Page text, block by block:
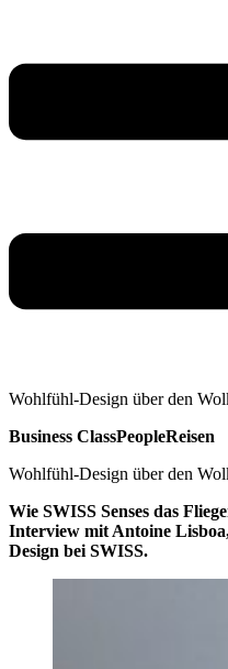
Wohlfühl-Design über den
Business ClassPeopleReisen
Wohlfühl-Design über den
Wie SWISS Senses das
Interview mit Antoine
Design bei SWISS.